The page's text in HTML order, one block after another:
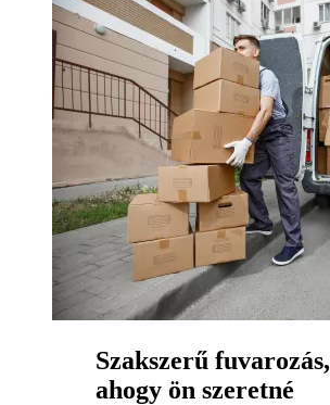
Szakszerű fuvarozás,
ahogy ön szeretné